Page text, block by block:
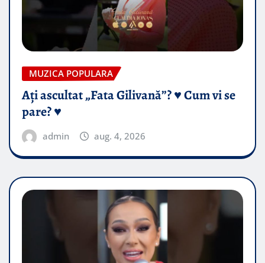
MUZICA POPULARA
Ați ascultat „Fata Gilivană”? ♥️ Cum vi se
pare? ♥️
admin aug. 4, 2026